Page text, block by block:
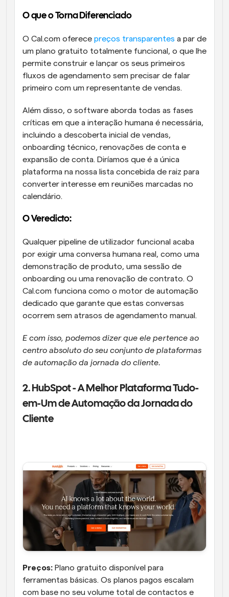
O que o Torna Diferenciado
O Cal.com oferece preços transparentes a par de
um plano gratuito totalmente funcional, o que lhe
permite construir e lançar os seus primeiros
fluxos de agendamento sem precisar de falar
primeiro com um representante de vendas.
Além disso, o software aborda todas as fases
críticas em que a interação humana é necessária,
incluindo a descoberta inicial de vendas,
onboarding técnico, renovações de conta e
expansão de conta. Diríamos que é a única
plataforma na nossa lista concebida de raiz para
converter interesse em reuniões marcadas no
calendário.
O Veredicto:
Qualquer pipeline de utilizador funcional acaba
por exigir uma conversa humana real, como uma
demonstração de produto, uma sessão de
onboarding ou uma renovação de contrato. O
Cal.com funciona como o motor de automação
dedicado que garante que estas conversas
ocorrem sem atrasos de agendamento manual.
E com isso, podemos dizer que ele pertence ao
centro absoluto do seu conjunto de plataformas
de automação da jornada do cliente.
2. HubSpot - A Melhor Plataforma Tudo-
em-Um de Automação da Jornada do
Cliente
Preços: Plano gratuito disponível para
ferramentas básicas. Os planos pagos escalam
com base no seu volume total de contactos e